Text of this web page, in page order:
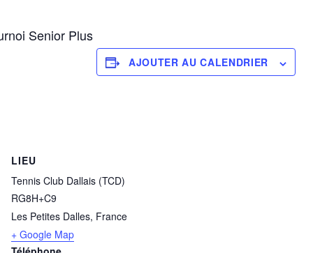
Senior Plus
AJOUTER AU CALENDRIER
LIEU
Tennis Club Dallais (TCD)
RG8H+C9
Les Petites Dalles, France
+ Google Map